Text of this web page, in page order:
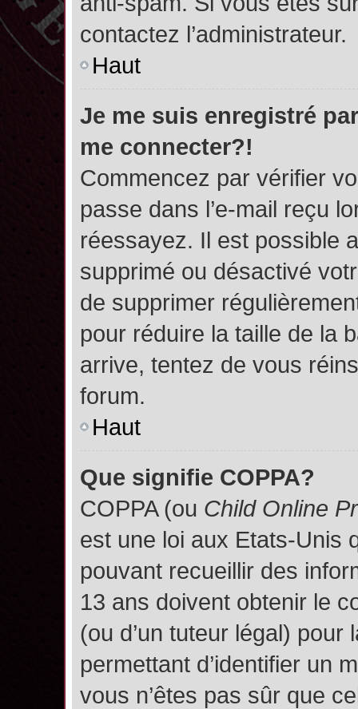
contactez l’administrateur.
Haut
Je me suis enregistré
me connecter?!
Commencez par vérifier
passe dans l’e-mail reçu
réessayez. Il est possible
supprimé ou désactivé
de supprimer
pour réduire la taille de la
arrive, tentez de vous
forum.
Haut
Que signifie COPPA?
COPPA (ou Child Online
est une loi aux Etats-Unis
pouvant recueillir des
13 ans doivent obtenir le
(ou d’un tuteur légal)
permettant d’identifier un
vous n’êtes pas sûr que